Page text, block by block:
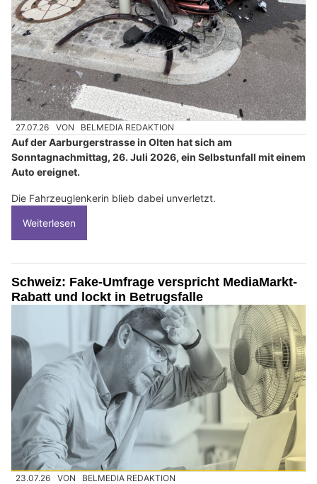
27.07.26 VON BELMEDIA REDAKTION
Auf der Aarburgerstrasse in Olten hat sich am
Sonntagnachmittag, 26. Juli 2026, ein Selbstunfall mit einem
Auto ereignet.
Die Fahrzeuglenkerin blieb dabei unverletzt.
Weiterlesen
Schweiz: Fake-Umfrage verspricht MediaMarkt-
Rabatt und lockt in Betrugsfalle
23.07.26 VON BELMEDIA REDAKTION